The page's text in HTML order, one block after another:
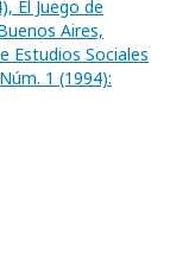
El Juego de
Aires,
Estudios Sociales
1 (1994):